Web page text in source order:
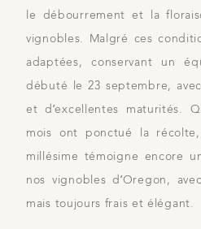
le débourrement et la
vignobles. Malgré ces
adaptées, conservant un
débuté le 23 septembre,
et d’excellentes maturités.
mois ont ponctué la
millésime témoigne encore
nos vignobles d’Oregon,
mais toujours frais et élégant.